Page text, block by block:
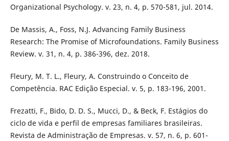
Organizational Psychology. v. 23, n. 4, p. 570-581, jul. 2014.
De Massis, A., Foss, N.J. Advancing Family Business
Research: The Promise of Microfoundations. Family Business
Review. v. 31, n. 4, p. 386-396, dez. 2018.
Fleury, M. T. L., Fleury, A. Construindo o Conceito de
Competência. RAC Edição Especial. v. 5, p. 183-196, 2001.
Frezatti, F., Bido, D. D. S., Mucci, D., & Beck, F. Estágios do
ciclo de vida e perfil de empresas familiares brasileiras.
Revista de Administração de Empresas. v. 57, n. 6, p. 601-